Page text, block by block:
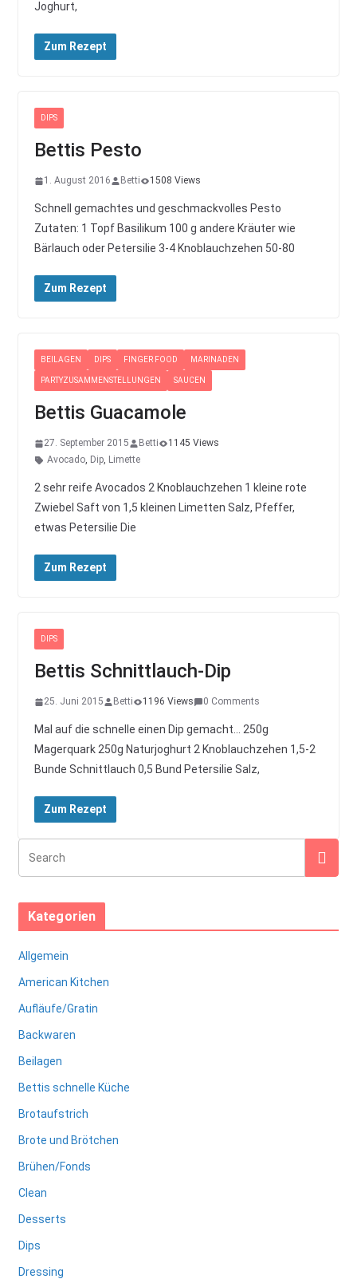
Joghurt,
Zum Rezept
DIPS
Bettis Pesto
1. August 2016 Betti 1508 Views
Schnell gemachtes und geschmackvolles Pesto
Zutaten: 1 Topf Basilikum 100 g andere Kräuter wie
Bärlauch oder Petersilie 3-4 Knoblauchzehen 50-80
Zum Rezept
BEILAGEN DIPS FINGER FOOD MARINADEN
PARTYZUSAMMENSTELLUNGEN SAUCEN
Bettis Guacamole
27. September 2015 Betti
1145 Views
Avocado, Dip, Limette
2 sehr reife Avocados 2 Knoblauchzehen 1 kleine rote
Zwiebel Saft von 1,5 kleinen Limetten Salz, Pfeffer,
etwas Petersilie Die
Zum Rezept
DIPS
Bettis Schnittlauch-Dip
25. Juni 2015 Betti 1196 Views 0 Comments
Mal auf die schnelle einen Dip gemacht… 250g
Magerquark 250g Naturjoghurt 2 Knoblauchzehen 1,5-2
Bunde Schnittlauch 0,5 Bund Petersilie Salz,
Zum Rezept
Kategorien
Allgemein
American Kitchen
Aufläufe/Gratin
Backwaren
Beilagen
Bettis schnelle Küche
Brotaufstrich
Brote und Brötchen
Brühen/Fonds
Clean
Desserts
Dips
Dressing